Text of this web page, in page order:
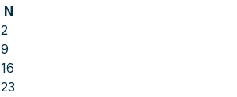
N
2
9
16
23